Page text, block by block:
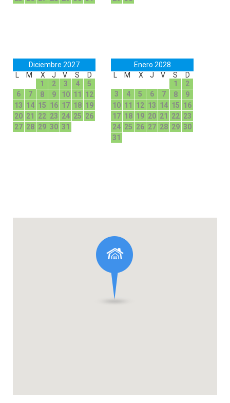
Diciembre 2027
M X J V S
D
1
2 3 4
5
6
7 8 9 10 11
12
13 14 15 16 17 18 19
20 21 22 23 24 25 26
27 28 29 30 31
Enero 2028
M X J V S
D
1
2
3
4 5 6 7 8
9
10 11 12 13 14 15 16
17 18 19 20 21 22 23
24 25 26 27 28 29 30
31